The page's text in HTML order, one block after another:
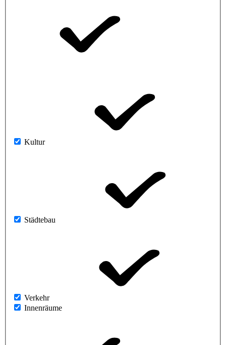
Kultur
Städtebau
Verkehr
Innenräume